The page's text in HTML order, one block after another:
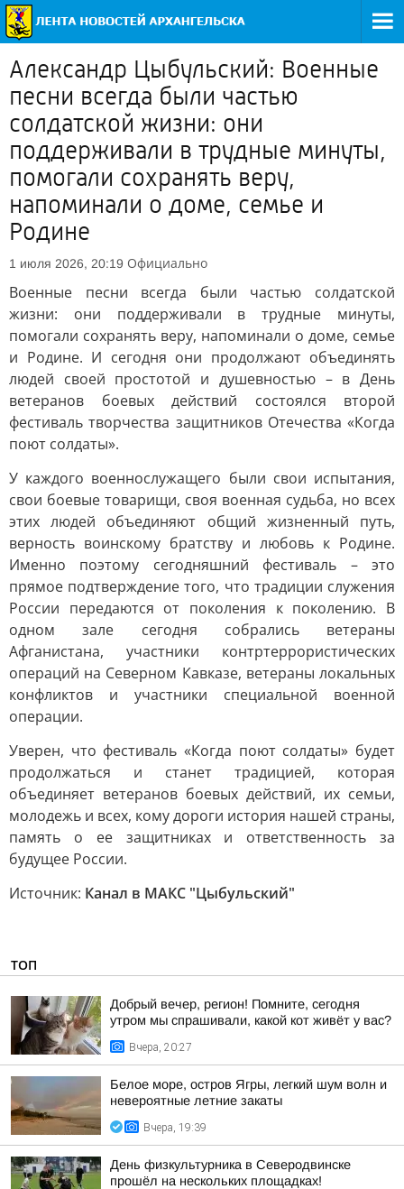
Александр Цыбульский: Военные
песни всегда были частью
солдатской жизни: они
поддерживали в трудные минуты,
помогали сохранять веру,
напоминали о доме, семье и
Родине
1 июля 2026, 20:19 Официально
Военные песни всегда были частью солдатской
жизни: они поддерживали в трудные минуты,
помогали сохранять веру, напоминали о доме, семье
и Родине. И сегодня они продолжают объединять
людей своей простотой и душевностью – в День
ветеранов боевых действий состоялся второй
фестиваль творчества защитников Отечества «Когда
поют солдаты».
У каждого военнослужащего были свои испытания,
свои боевые товарищи, своя военная судьба, но всех
этих людей объединяют общий жизненный путь,
верность воинскому братству и любовь к Родине.
Именно поэтому сегодняшний фестиваль – это
прямое подтверждение того, что традиции служения
России передаются от поколения к поколению. В
одном зале сегодня собрались ветераны
Афганистана, участники контртеррористических
операций на Северном Кавказе, ветераны локальных
конфликтов и участники специальной военной
операции.
Уверен, что фестиваль «Когда поют солдаты» будет
продолжаться и станет традицией, которая
объединяет ветеранов боевых действий, их семьи,
молодежь и всех, кому дороги история нашей страны,
память о ее защитниках и ответственность за
будущее России.
Источник: Канал в МАКС "Цыбульский"
ТОП
Добрый вечер, регион! Помните, сегодня
утром мы спрашивали, какой кот живёт у вас?
Вчера, 20:27
Белое море, остров Ягры, легкий шум волн и
невероятные летние закаты
Вчера, 19:39
День физкультурника в Северодвинске
прошёл на нескольких площадках!